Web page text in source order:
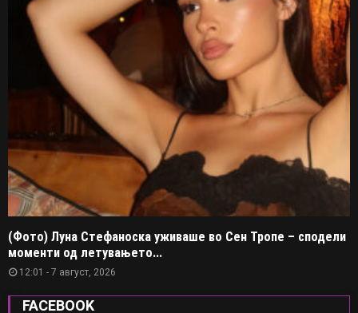
(Фото) Луна Стефаноска уживаше во Сен Тропе – сподели
моменти од летувањето...
12:01 - 7 август, 2026
FACEBOOK